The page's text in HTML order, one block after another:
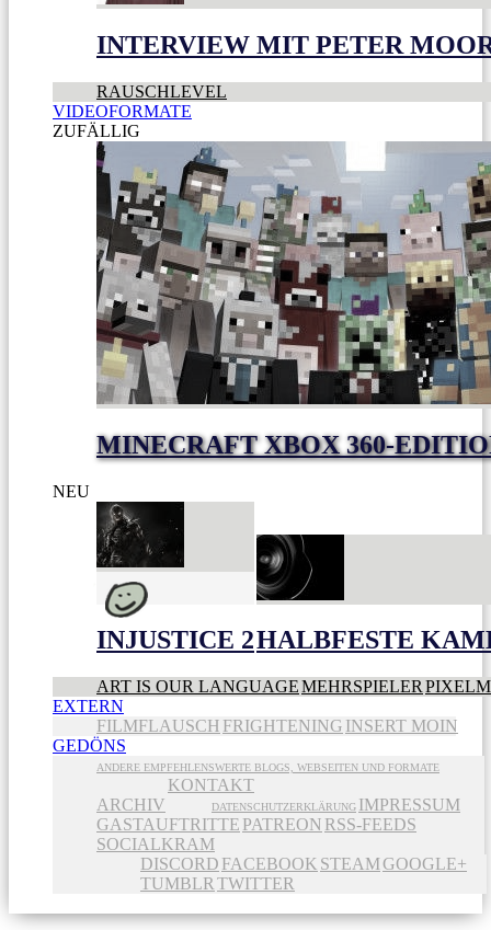
INTERVIEW MIT PETER
RAUSCHLEVEL
VIDEOFORMATE
ZUFÄLLIG
MINECRAFT XBOX 360-
NEU
INJUSTICE 2HALBFESTE
ART IS OUR LANGUAGEMEHRSPIELER
EXTERN
FILMFLAUSCH FRIGHTENING INSERT MOIN
GEDÖNS
ANDERE EMPFEHLENSWERTE BLOGS, WEBSEITEN UND FORMATE
ARCHIV
KONTAKT
DATENSCHUTZERKLÄRUNG IMPRESSUM
GASTAUFTRITTE PATREON RSS-FEEDS
SOCIALKRAM
DISCORD FACEBOOK STEAMGOOGLE+
TUMBLR TWITTER